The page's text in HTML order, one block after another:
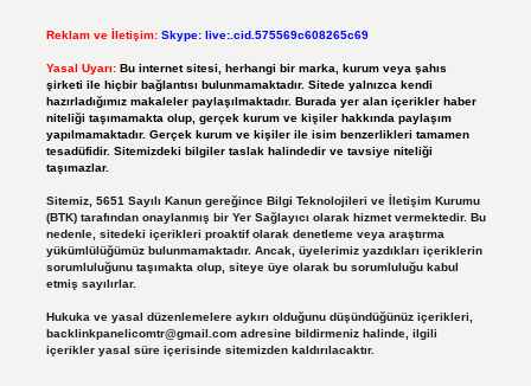
Reklam ve İletişim: Skype: live:.cid.575569c608265c69
Yasal Uyarı: Bu internet sitesi, herhangi bir marka, kurum veya şahıs
şirketi ile hiçbir bağlantısı bulunmamaktadır. Sitede yalnızca kendi
hazırladığımız makaleler paylaşılmaktadır. Burada yer alan içerikler haber
niteliği taşımamakta olup, gerçek kurum ve kişiler hakkında paylaşım
yapılmamaktadır. Gerçek kurum ve kişiler ile isim benzerlikleri tamamen
tesadüfidir. Sitemizdeki bilgiler taslak halindedir ve tavsiye niteliği
taşımazlar.
Sitemiz, 5651 Sayılı Kanun gereğince Bilgi Teknolojileri ve İletişim Kurumu
(BTK) tarafından onaylanmış bir Yer Sağlayıcı olarak hizmet vermektedir. Bu
nedenle, sitedeki içerikleri proaktif olarak denetleme veya araştırma
yükümlülüğümüz bulunmamaktadır. Ancak, üyelerimiz yazdıkları içeriklerin
sorumluluğunu taşımakta olup, siteye üye olarak bu sorumluluğu kabul
etmiş sayılırlar.
Hukuka ve yasal düzenlemelere aykırı olduğunu düşündüğünüz içerikleri,
backlinkpanelicomtr@gmail.comadresine bildirmeniz halinde, ilgili
içerikler yasal süre içerisinde sitemizden kaldırılacaktır.